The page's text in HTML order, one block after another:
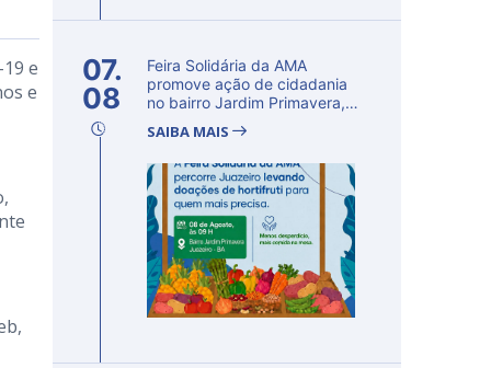
e
e
07.
08
Feira Solidária da AMA
promove ação de cidadania
no bairro Jardim Primavera,
SAIBA MAIS